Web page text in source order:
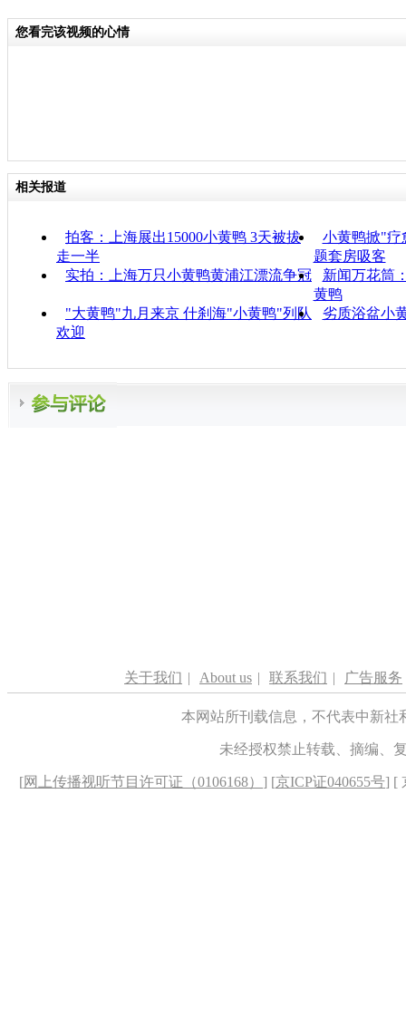
您看完该视频的心情
相关报道
拍客：上海展出15000小黄鸭 3天被拔
走一半
小黄鸭掀"疗
题套房吸客
实拍：上海万只小黄鸭黄浦江漂流争冠
新闻万花筒
黄鸭
"大黄鸭"九月来京 什刹海"小黄鸭"列队
欢迎
劣质浴盆小
关于我们 | About us | 联系我们 | 广告服务
本网站所刊载信息，不代表中新
未经授权禁止转载、摘编、
[网上传播视听节目许可证（0106168） ] [京ICP证040655号] [